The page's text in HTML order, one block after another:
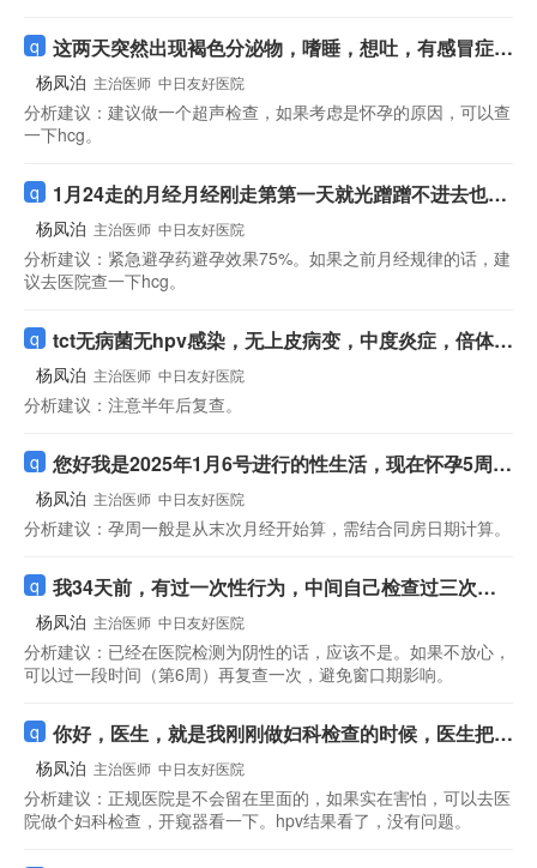
这两天突然出现褐色分泌物，嗜睡，想吐，有感冒症
状，怕冷
杨凤泊 主治医师 中日友好医院
分析建议： 建议做一个超声检查，如果考虑是怀孕的原因，可以查
一下hcg。
1月24走的月经月经刚走第第一天就光蹭蹭不进去也没
有射还带套了又怕怀孕也吃了紧急避孕药会怀孕吗，也
吃了紧急避孕药7天就出先了撤退性出血量也多，1.30
来的，现在目前没有小腹痛，也没有着床出血，
杨凤泊 主治医师 中日友好医院
分析建议： 紧急避孕药避孕效果75%。如果之前月经规律的话，建
议去医院查一下hcg。
tct无病菌无hpv感染，无上皮病变，中度炎症，倍体细
胞异常大于2.5
杨凤泊 主治医师 中日友好医院
分析建议： 注意半年后复查。
您好我是2025年1月6号进行的性生活，现在怀孕5周，
请问是我的吗
杨凤泊 主治医师 中日友好医院
分析建议： 孕周一般是从末次月经开始算，需结合同房日期计算。
我34天前，有过一次性行为，中间自己检查过三次阴
性，去医院检测过一次还是阴性，但是还是担心
杨凤泊 主治医师 中日友好医院
分析建议： 已经在医院检测为阴性的话，应该不是。如果不放心，
可以过一段时间（第6周）再复查一次，避免窗口期影响。
你好，医生，就是我刚刚做妇科检查的时候，医生把那
个沙头掉到里面了，然后拿出来了，不知道有没有别的
东西在里面
杨凤泊 主治医师 中日友好医院
分析建议： 正规医院是不会留在里面的，如果实在害怕，可以去医
院做个妇科检查，开窥器看一下。hpv结果看了，没有问题。